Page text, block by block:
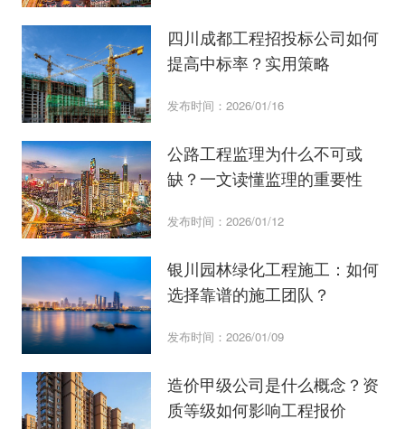
四川成都工程招投标公司如何
提高中标率？实用策略
发布时间：2026/01/16
公路工程监理为什么不可或
缺？一文读懂监理的重要性
发布时间：2026/01/12
银川园林绿化工程施工：如何
选择靠谱的施工团队？
发布时间：2026/01/09
造价甲级公司是什么概念？资
质等级如何影响工程报价